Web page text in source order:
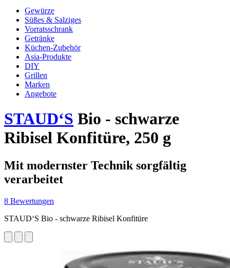
Gewürze
Süßes & Salziges
Vorratsschrank
Getränke
Küchen-Zubehör
Asia-Produkte
DIY
Grillen
Marken
Angebote
STAUD‘S Bio - schwarze
Ribisel Konfitüre, 250 g
Mit modernster Technik sorgfältig
verarbeitet
8 Bewertungen
STAUD‘S Bio - schwarze Ribisel Konfitüre